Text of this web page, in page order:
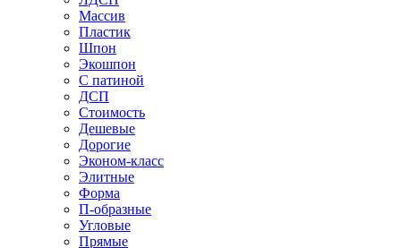
Массив
Пластик
Шпон
Экошпон
С патиной
ДСП
Стоимость
Дешевые
Дорогие
Эконом-класс
Элитные
Форма
П-образные
Угловые
Прямые